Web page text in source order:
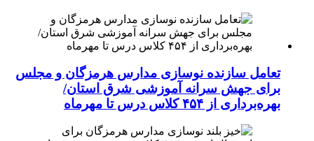
تعامل سازنده نوسازی مدارس هرمزگان و مجلس
برای جهش سرانه آموزشی شرق استان/
بهره‌برداری از ۴۵۴ کلاس درس تا مهرماه